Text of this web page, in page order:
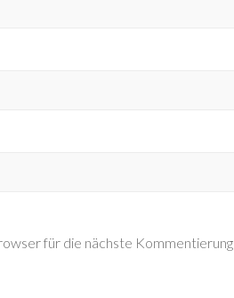
für die nächste Kommentierung